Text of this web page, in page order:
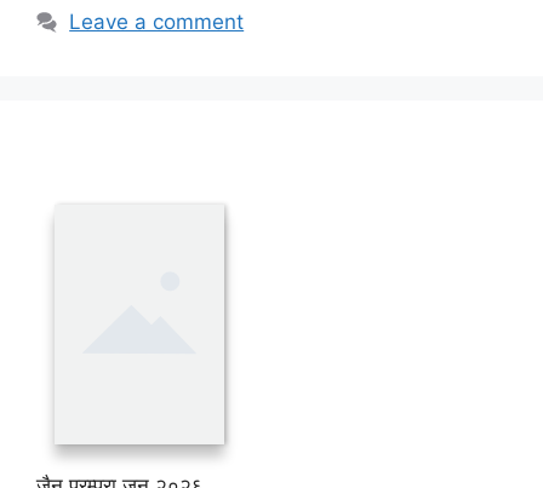
Leave a comment
जैन परम्परा जून २०२६